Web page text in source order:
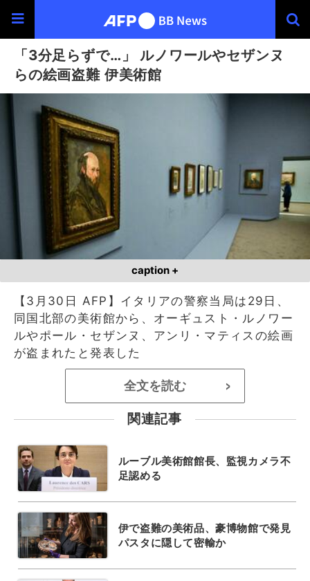
「3分足らずで…」 ルノワールやセザンヌ
らの絵画盗難 伊美術館
caption +
【3月30日 AFP】イタリアの警察当局は29日、
同国北部の美術館から、オーギュスト・ルノワー
ルやポール・セザンヌ、アンリ・マティスの絵画
が盗まれたと発表した
全文を読む >
関連記事
ルーブル美術館館長、監視カメラ不
足認める
伊で盗難の美術品、豪博物館で発見
パスタに隠して密輸か